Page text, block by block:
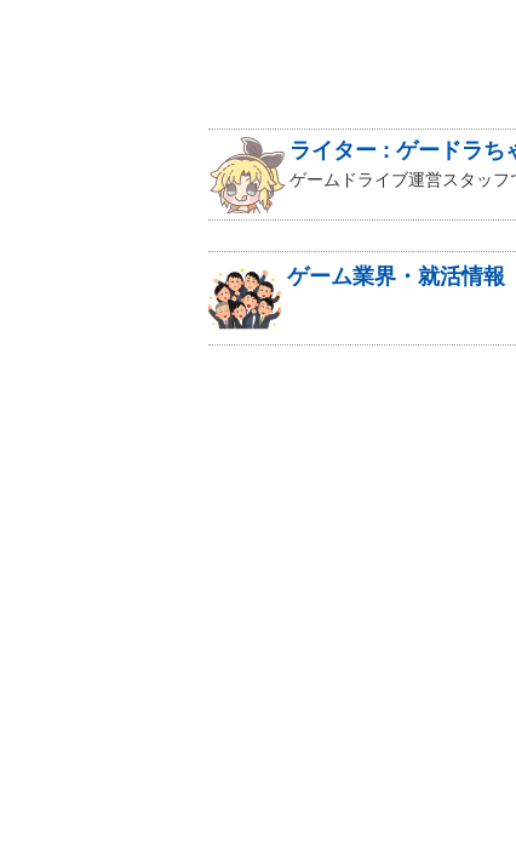
ライター : ゲードラち
ゲームドライブ運営スタッ
ゲーム業界・就活情報